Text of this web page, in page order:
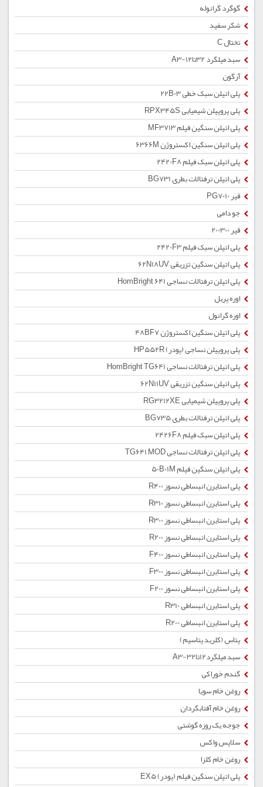
گوگرد گرانوله
شکر سفید
تختال C
سبد میلگرد 32تا12-A3
آرگون
پلی اتیلن سبک خطی 22B03
پلی پروپیلن شیمیایی RPX345S
پلی اتیلن سنگین فیلم MF3713
پلی اتیلن سنگین اکستروژن 6366M
پلی اتیلن سبک فیلم 2420F8
پلی اتیلن ترفتالات بطری BG731
قیر PG7010
جو دامی
قیر 200300
پلی اتیلن سبک فیلم 2420F3
پلی اتیلن سنگین تزریقی 62N18UV
پلی اتیلن ترفتالات نساجی HomBright 641
اوره پریل
اوره گرانول
پلی اتیلن سنگین اکستروژن 48BF7
پلی پروپیلن نساجی (پودر) HP552R
پلی اتیلن ترفتالات نساجی HomBright TG641
پلی اتیلن سنگین تزریقی 62N11UV
پلی پروپیلن شیمیایی RG3212XE
پلی اتیلن ترفتالات بطری BG735
پلی اتیلن سبک فیلم 2426F8
پلی اتیلن ترفتالات نساجی TG641 MOD
پلی اتیلن سنگین فیلم 50B01M
پلی استایرن انبساطی نسوز R400
پلی استایرن انبساطی نسوز R310
پلی استایرن انبساطی نسوز R300
پلی استایرن انبساطی نسوز R200
پلی استایرن انبساطی نسوز F400
پلی استایرن انبساطی نسوز F300
پلی استایرن انبساطی نسوز F200
پلی استایرن انبساطی R310
پلی استایرن انبساطی R200
پتاس (کلرید پتاسیم)
سبد میلگرد12تا32-A3
گندم خوراکی
روغن خام سویا
روغن خام آفتابگردان
جوجه یک روزه گوشتی
سلاپس واکس
روغن خام کلزا
پلی اتیلن سنگین فیلم (پودر) EX5